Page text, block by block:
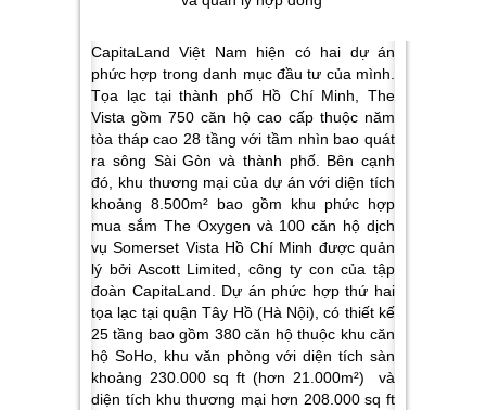
CapitaLand Việt Nam hiện có hai dự án
phức hợp trong danh mục đầu tư của mình.
Tọa lạc tại thành phố Hồ Chí Minh, The
Vista gồm 750 căn hộ cao cấp thuộc năm
tòa tháp cao 28 tầng với tầm nhìn bao quát
ra sông Sài Gòn và thành phố. Bên cạnh
đó, khu thương mại của dự án với diện tích
khoảng 8.500m² bao gồm khu phức hợp
mua sắm The Oxygen và 100 căn hộ dịch
vụ Somerset Vista Hồ Chí Minh được quản
lý bởi Ascott Limited, công ty con của tập
đoàn CapitaLand. Dự án phức hợp thứ hai
tọa lạc tại quận Tây Hồ (Hà Nội), có thiết kế
25 tầng bao gồm 380 căn hộ thuộc khu căn
hộ SoHo, khu văn phòng với diện tích sàn
khoảng 230.000 sq ft (hơn 21.000m²) và
diện tích khu thương mại hơn 208.000 sq ft